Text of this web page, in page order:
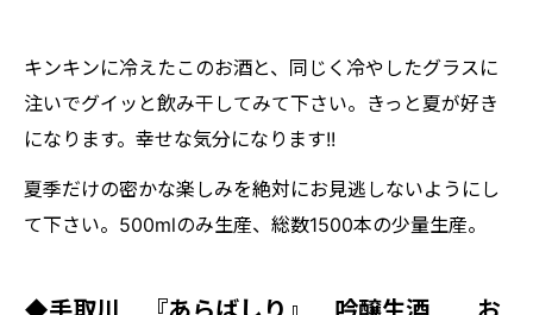
キンキンに冷えたこのお酒と、同じく冷やしたグラスに
注いでグイッと飲み干してみて下さい。きっと夏が好き
になります。幸せな気分になります!!
夏季だけの密かな楽しみを絶対にお見逃しないようにし
て下さい。500mlのみ生産、総数1500本の少量生産。